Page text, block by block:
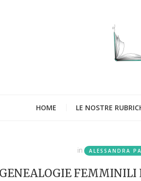
HOME LE NOSTRE
in ALESSANDRA
GENEALOGIE FEMMINILI